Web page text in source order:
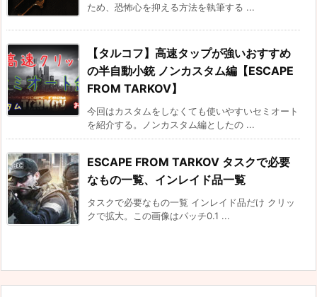
ため、恐怖心を抑える方法を執筆する ...
【タルコフ】高速タップが強いおすすめ
の半自動小銃 ノンカスタム編【ESCAPE
FROM TARKOV】
今回はカスタムをしなくても使いやすいセミオート
を紹介する。ノンカスタム編としたの ...
ESCAPE FROM TARKOV タスクで必要
なもの一覧、インレイド品一覧
タスクで必要なもの一覧 インレイド品だけ クリッ
クで拡大。この画像はパッチ0.1 ...